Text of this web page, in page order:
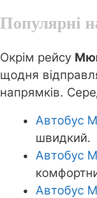
Популярні
Окрім рейсу
щодня
напрямків.
Автобус
швидкий.
Автобус
Автобус